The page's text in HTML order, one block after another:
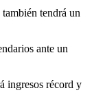
tendrá un
ante un
ingresos récord y